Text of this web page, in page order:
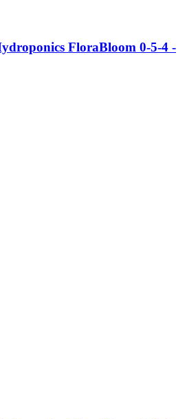
FloraBloom 0-5-4 -